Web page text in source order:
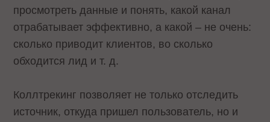
просмотреть данные и понять, какой канал
отрабатывает эффективно, а какой – не очень:
сколько приводит клиентов, во сколько
обходится лид и т. д.
Коллтрекинг позволяет не только отследить
источник, откуда пришел пользователь, но и